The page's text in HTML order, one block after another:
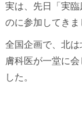
実は、先日「実
のに参加してきま
全国企画で、北
膚科医が一堂に
した。